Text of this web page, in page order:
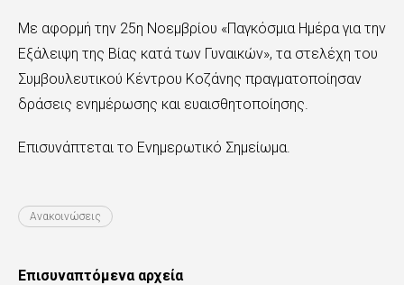
Με αφορμή την 25η Νοεμβρίου «Παγκόσμια Ημέρα για την
Εξάλειψη της Βίας κατά των Γυναικών», τα στελέχη του
Συμβουλευτικού Κέντρου Κοζάνης πραγματοποίησαν
δράσεις ενημέρωσης και ευαισθητοποίησης.
Επισυνάπτεται το Ενημερωτικό Σημείωμα.
Ανακοινώσεις
Επισυναπτόμενα αρχεία